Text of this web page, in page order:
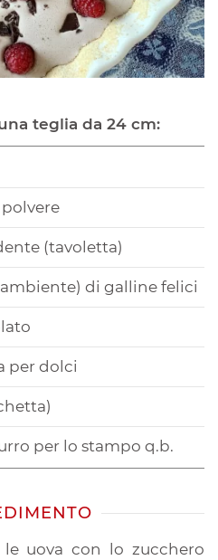
teglia da 24 cm:
(tavoletta)
di galline felici
per dolci
per lo stampo q.b.
uova con lo zucchero